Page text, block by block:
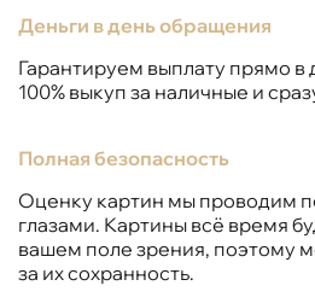
Деньги в день обращения
Гарантируем выплату прямо
100% выкуп за наличные и
Полная безопасность
Оценку картин мы проводим
глазами. Картины всё время
вашем поле зрения, поэтому
за их сохранность.